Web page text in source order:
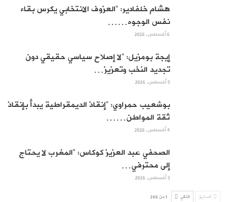
هشام خلفادير: “العزوف الانتخابي يكرس بقاء
نفس الوجوه……
6 أغسطس, 2026
إيجة بومزيل: “لا إصلاح سياسي حقيقي دون
تجديد النخب وتعزيز…
5 أغسطس, 2026
بوشعيب حمراوي: “إنقاذ الديمقراطية يبدأ بإنقاذ
ثقة المواطن……
4 أغسطس, 2026
الصحفي عبد العزيز كوكاس: “المغرب لا يحتاج
إلى محترفي…
3 أغسطس, 2026
السابق التالي 1 من 268